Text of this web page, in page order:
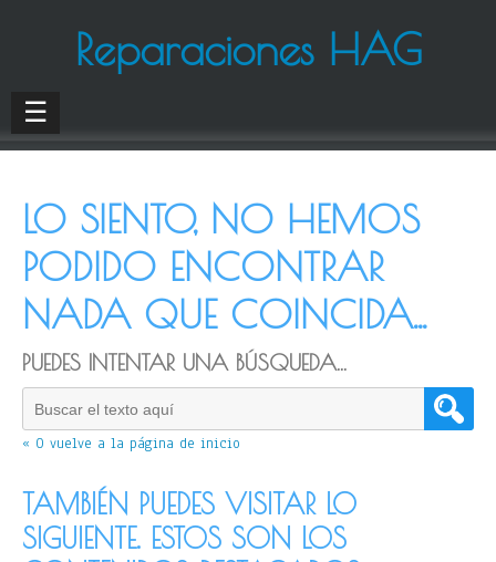
Reparaciones HAG
☰
LO SIENTO, NO HEMOS
PODIDO ENCONTRAR
NADA QUE COINCIDA...
PUEDES INTENTAR UNA BÚSQUEDA...
« O vuelve a la página de inicio
TAMBIÉN PUEDES VISITAR LO
SIGUIENTE. ESTOS SON LOS